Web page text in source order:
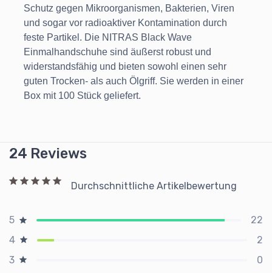
Schutz gegen Mikroorganismen, Bakterien, Viren
und sogar vor radioaktiver Kontamination durch
feste Partikel. Die NITRAS Black Wave
Einmalhandschuhe sind äußerst robust und
widerstandsfähig und bieten sowohl einen sehr
guten Trocken- als auch Ölgriff. Sie werden in einer
Box mit 100 Stück geliefert.
24 Reviews
Durchschnittliche Artikelbewertung
5
22
4
2
3
0